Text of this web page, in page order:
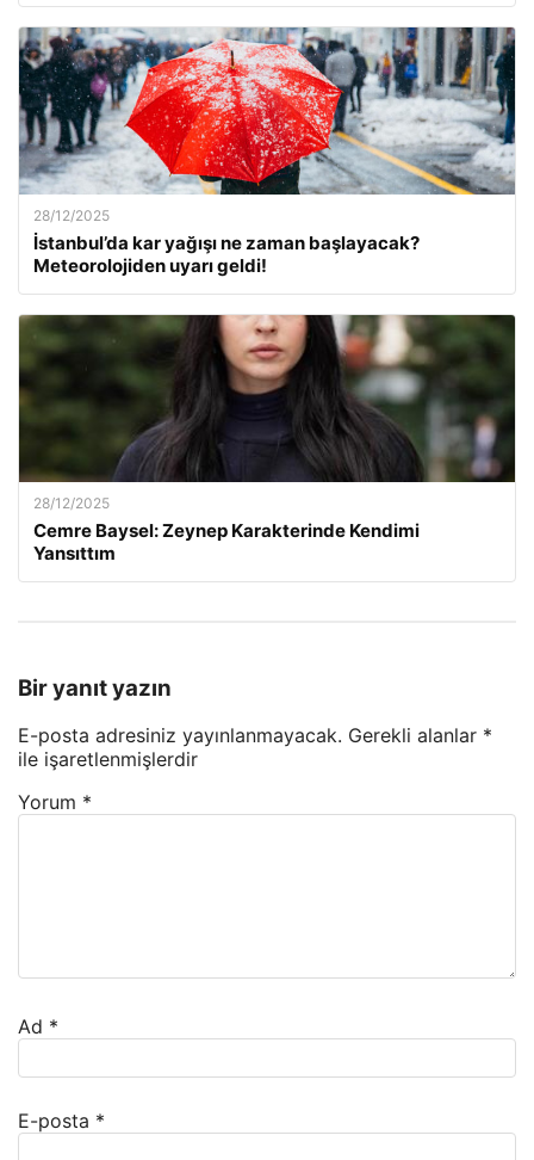
28/12/2025
İstanbul’da kar yağışı ne zaman başlayacak?
Meteorolojiden uyarı geldi!
28/12/2025
Cemre Baysel: Zeynep Karakterinde Kendimi
Yansıttım
Bir yanıt yazın
E-posta adresiniz yayınlanmayacak. Gerekli alanlar *
ile işaretlenmişlerdir
Yorum *
Ad *
E-posta *